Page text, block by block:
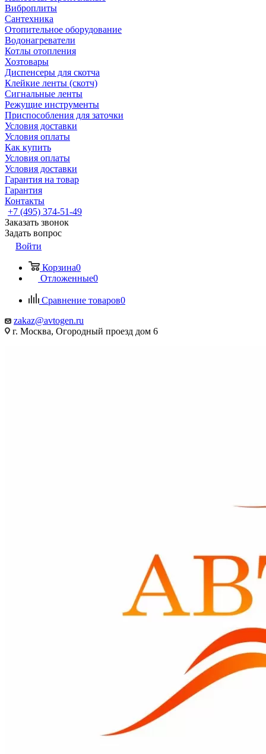
Виброплиты
Сантехника
Отопительное оборудование
Водонагреватели
Котлы отопления
Хозтовары
Диспенсеры для скотча
Клейкие ленты (скотч)
Сигнальные ленты
Режущие инструменты
Приспособления для заточки
Условия доставки
Условия оплаты
Как купить
Условия оплаты
Условия доставки
Гарантия на товар
Гарантия
Контакты
+7 (495) 374-51-49
Заказать звонок
Задать вопрос
Войти
Корзина0
Отложенные0
Сравнение товаров0
zakaz@avtogen.ru
г. Москва, Огородный проезд дом 6